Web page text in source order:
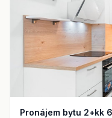
Pronájem bytu 2+kk